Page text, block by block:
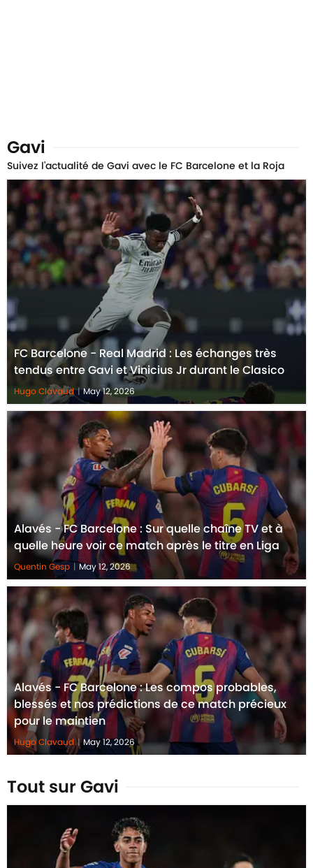
Gavi
Suivez l'actualité de Gavi avec le FC Barcelone et la Roja
FC Barcelone - Real Madrid : Les échanges très
tendus entre Gavi et Vinicius Jr durant le Clasico
Hugo Clavaud | May 12, 2026
Alavés - FC Barcelone : Sur quelle chaîne TV et à
quelle heure voir ce match après le titre en Liga
Quentin Gesp | May 12, 2026
Alavés - FC Barcelone : Les compos probables,
blessés et nos prédictions de ce match précieux
pour le maintien
Hugo Clavaud | May 12, 2026
Tout sur Gavi